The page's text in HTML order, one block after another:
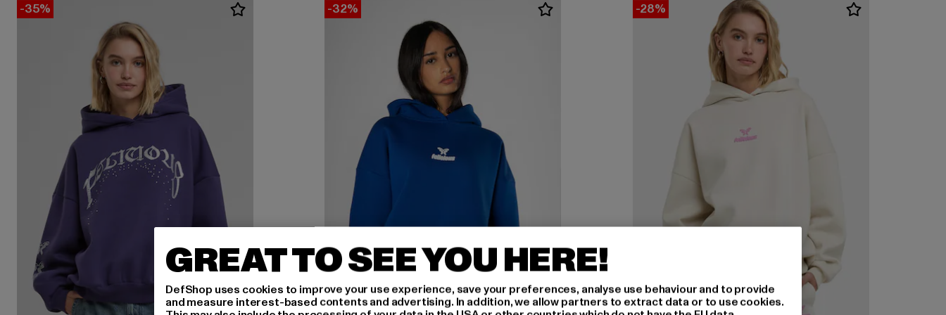
-35% -32% -28%
GREAT TO SEE YOU HERE!
DefShop uses cookies to improve your use experience, save your preferences, analyse use behaviour and to provide
and measure interest-based contents and advertising. In addition, we allow partners to extract data or to use cookies.